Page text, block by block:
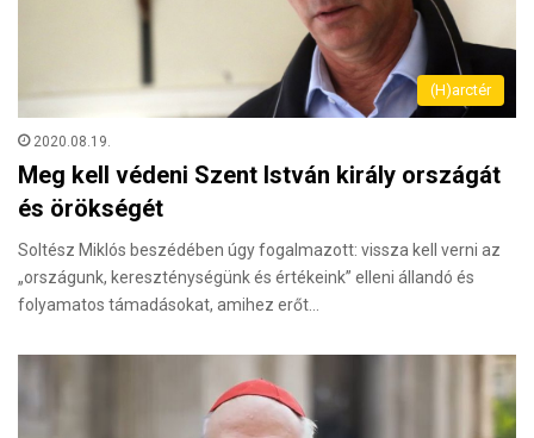
(H)arctér
2020.08.19.
Meg kell védeni Szent István király országát
és örökségét
Soltész Miklós beszédében úgy fogalmazott: vissza kell verni az
„országunk, kereszténységünk és értékeink” elleni állandó és
folyamatos támadásokat, amihez erőt…